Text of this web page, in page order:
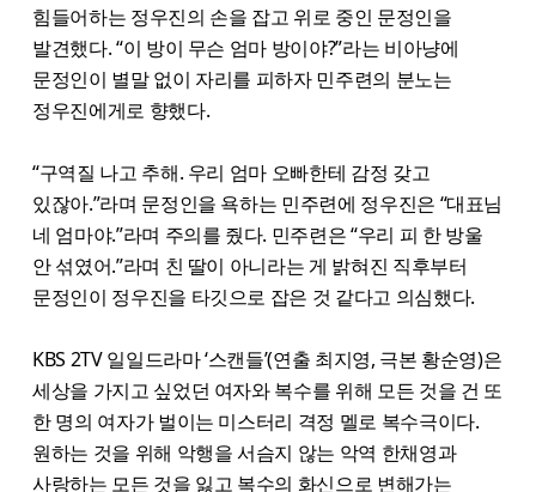
힘들어하는 정우진의 손을 잡고 위로 중인 문정인을
발견했다. “이 방이 무슨 엄마 방이야?”라는 비아냥에
문정인이 별말 없이 자리를 피하자 민주련의 분노는
정우진에게로 향했다.
“구역질 나고 추해. 우리 엄마 오빠한테 감정 갖고
있잖아.”라며 문정인을 욕하는 민주련에 정우진은 “대표님
네 엄마야.”라며 주의를 줬다. 민주련은 “우리 피 한 방울
안 섞였어.”라며 친 딸이 아니라는 게 밝혀진 직후부터
문정인이 정우진을 타깃으로 잡은 것 같다고 의심했다.
KBS 2TV 일일드라마 ‘스캔들’(연출 최지영, 극본 황순영)은
세상을 가지고 싶었던 여자와 복수를 위해 모든 것을 건 또
한 명의 여자가 벌이는 미스터리 격정 멜로 복수극이다.
원하는 것을 위해 악행을 서슴지 않는 악역 한채영과
사랑하는 모든 것을 잃고 복수의 화신으로 변해가는